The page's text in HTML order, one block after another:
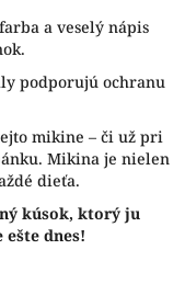
a veselý nápis
podporujú ochranu
mikine – či už pri
Mikina je nielen
dieťa.
kúsok, ktorý ju
ešte dnes!